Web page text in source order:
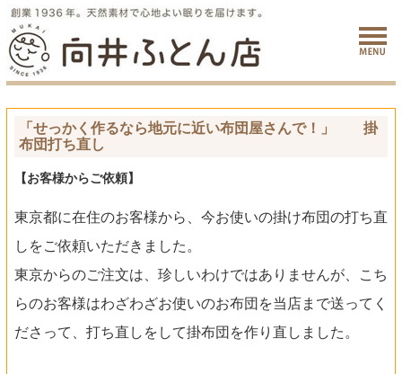
「せっかく作るなら地元に近い布団屋さんで！」 掛
布団打ち直し
【お客様からご依頼】
東京都に在住のお客様から、今お使いの掛け布団の打ち直
しをご依頼いただきました。
東京からのご注文は、珍しいわけではありませんが、こち
らのお客様はわざわざお使いのお布団を当店まで送ってく
ださって、打ち直しをして掛布団を作り直しました。